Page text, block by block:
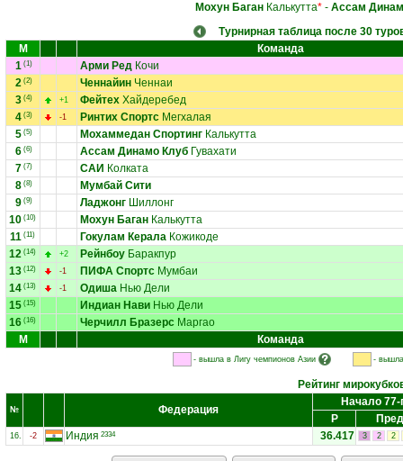
Мохун БаганКалькутта*- Ассам
Турнирная таблица после 30
М
Команда
1 (1) Арми Ред Кочи
2 (2) Ченнайин Ченнаи
3 (4) +1 Фейтех Хайдеребед
4 (3) -1 Ринтих Спортс Мегхалая
5 (5) Мохаммедан Спортинг Калькутта
6 (6) Ассам Динамо Клуб Гувахати
7 (7) САИ Колката
8 (8)
Мумбай Сити
9 (9) Ладжонг Шиллонг
10 (10) Мохун Баган Калькутта
11 (11) Гокулам Керала Кожикоде
12 (14) +2 Рейнбоу Баракпур
13 (12) -1 ПИФА Спортс Мумбаи
14 (13) -1 Одиша Нью Дели
15 (15) Индиан Нави Нью Дели
16 (16) Черчилл Бразерс Маргао
М
Команда
- вышла в Лигу чемпионов Азии - вышла
Рейтинг
№ Федерация
Начало 77-
Р
16. -2 Индия 2334 36.417 3 2 2